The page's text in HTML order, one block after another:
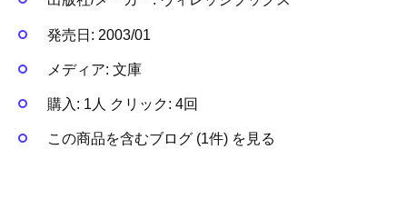
発売日: 2003/01
メディア: 文庫
購入 : 1人 クリック: 4回
この商品を含むブログ (1件) を見る